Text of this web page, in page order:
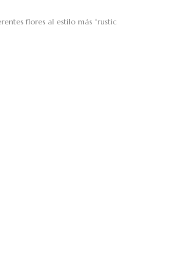
flores al estilo más “rustic